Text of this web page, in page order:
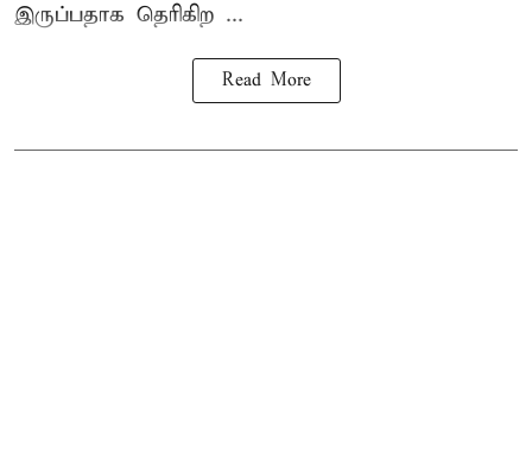
இருப்பதாக தெரிகிற ...
Read More